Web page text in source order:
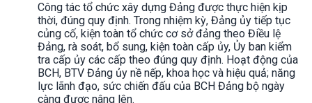
Công tác tổ chức xây dựng Đảng được thực hiện kịp
thời, đúng quy định. Trong nhiệm kỳ, Đảng ủy tiếp tục
củng cố, kiện toàn tổ chức cơ sở đảng theo Điều lệ
Đảng, rà soát, bổ sung, kiện toàn cấp ủy, Ủy ban kiểm
tra cấp ủy các cấp theo đúng quy định. Hoạt động của
BCH, BTV Đảng ủy nề nếp, khoa học và hiệu quả; năng
lực lãnh đạo, sức chiến đấu của BCH Đảng bộ ngày
càng được nâng lên.